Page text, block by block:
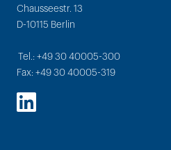
Chausseestr. 13
D-10115 Berlin
Tel.: +49 30 40005-300
Fax: +49 30 40005-319
LinkedIn